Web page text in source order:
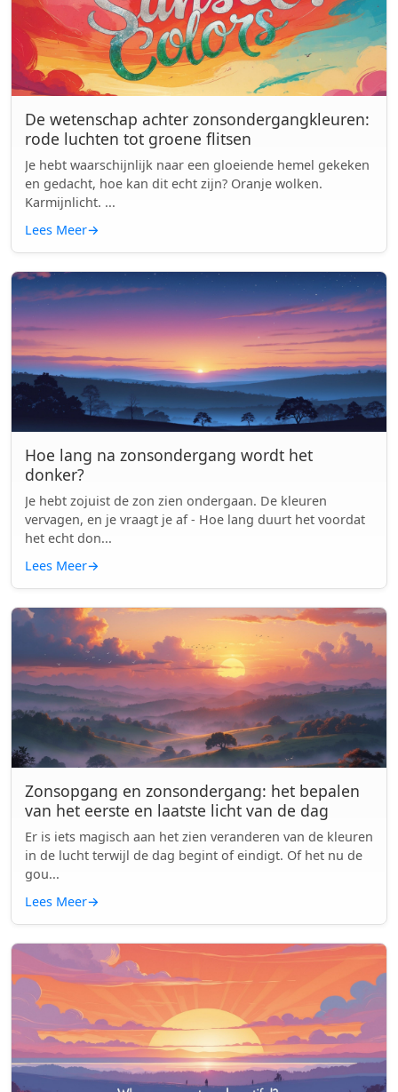
De wetenschap achter zonsondergangkleuren:
rode luchten tot groene flitsen
Je hebt waarschijnlijk naar een gloeiende hemel gekeken
en gedacht, hoe kan dit echt zijn? Oranje wolken.
Karmijnlicht. ...
Lees Meer→
Hoe lang na zonsondergang wordt het
donker?
Je hebt zojuist de zon zien ondergaan. De kleuren
vervagen, en je vraagt je af - Hoe lang duurt het voordat
het echt don...
Lees Meer→
Zonsopgang en zonsondergang: het bepalen
van het eerste en laatste licht van de dag
Er is iets magisch aan het zien veranderen van de kleuren
in de lucht terwijl de dag begint of eindigt. Of het nu de
gou...
Lees Meer→